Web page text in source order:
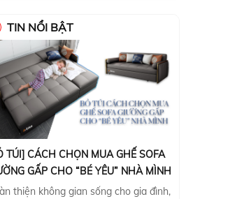
TIN NỔI BẬT
TÚI] CÁCH CHỌN MUA GHẾ SOFA
GẤP CHO “BÉ YÊU” NHÀ MÌNH
thiện không gian sống cho gia đình,